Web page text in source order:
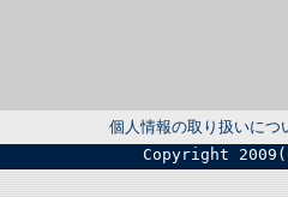
個人情報の取り扱いにつ
Copyright